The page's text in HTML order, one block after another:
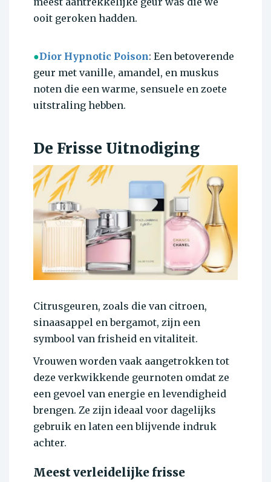
ooit geroken hadden.
●Dior Hypnotic Poison: Een betoverende
geur met vanille, amandel, en muskus
noten die een warme, sensuele en zoete
uitstraling hebben.
De Frisse Uitnodiging
Citrusgeuren, zoals die van citroen,
sinaasappel en bergamot, zijn een
symbool van frisheid en vitaliteit.
Vrouwen worden vaak aangetrokken tot
deze verkwikkende geurnoten omdat ze
een gevoel van energie en levendigheid
brengen. Ze zijn ideaal voor dagelijks
gebruik en laten een blijvende indruk
achter.
Meest verleidelijke frisse